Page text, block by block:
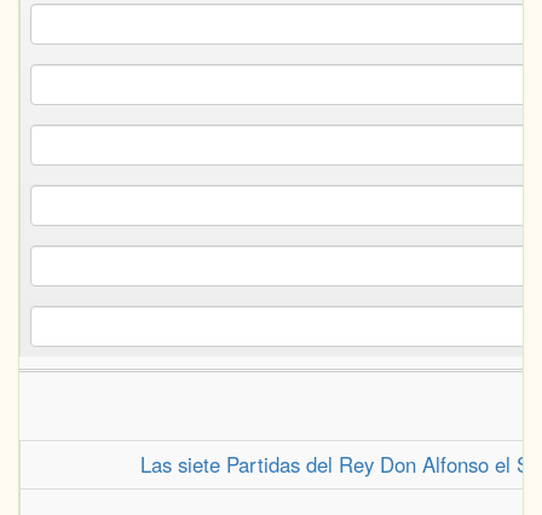
Las siete Partidas del Rey Don Alfonso el